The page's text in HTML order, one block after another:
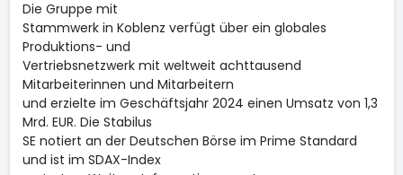
Die Gruppe mit
Stammwerk in Koblenz verfügt über ein globales
Produktions- und
Vertriebsnetzwerk mit weltweit achttausend
Mitarbeiterinnen und Mitarbeitern
und erzielte im Geschäftsjahr 2024 einen Umsatz von 1,3
Mrd. EUR. Die Stabilus
SE notiert an der Deutschen Börse im Prime Standard
und ist im SDAX-Index